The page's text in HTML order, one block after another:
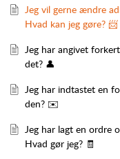
Jeg vil gerne ændre
Hvad kan jeg gøre? 📨
Jeg har angivet
det? 👤
Jeg har indtastet en
den? ✉️
Jeg har lagt en ordre
Hvad gør jeg? 🧾